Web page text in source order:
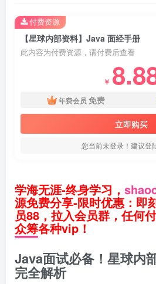
【星球内部资料】Java 面经手册
此内容为付费资源，请付费后查看
￥
年费会员 免费
立即购买
您当前未登录！建议登
付费资源
学海无涯-终身学习，
源免费分享-限时优惠：即
员88，拉入会员群，任何
众筹各种vip！
Java面试必备！星球内
完全解析